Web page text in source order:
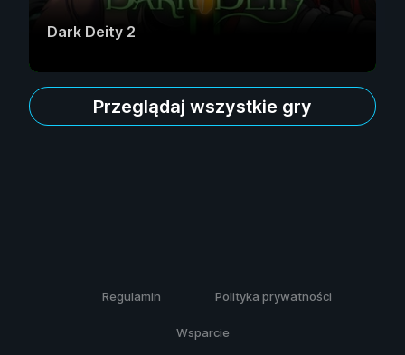
Dark Deity 2
Przeglądaj wszystkie gry
Regulamin Polityka prywatności
Wsparcie